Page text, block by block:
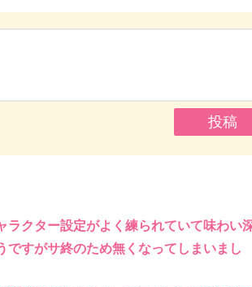
ラクター設定がよく練られていて味わい
すがサ終のため無くなってしまいまし